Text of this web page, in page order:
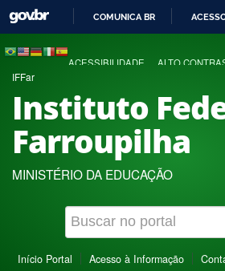
COMUNICA BR
ACESSIBILIDADE ALTO
IFFar
Instituto
Farroupilha
MINISTÉRIO DA EDUCAÇÃO
Início Portal Acesso à Informação